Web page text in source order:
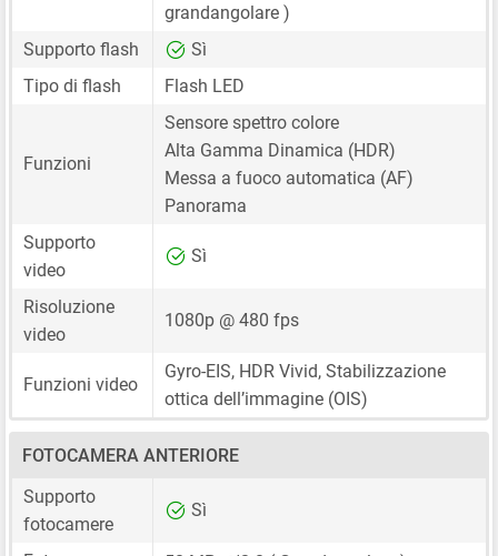
grandangolare )
Supporto flash
Sì
Tipo di flash
Flash LED
Funzioni
Sensore spettro colore
Alta Gamma Dinamica (HDR)
Messa a fuoco automatica (AF)
Panorama
Supporto
video
Sì
Risoluzione
video
1080p @ 480 fps
Funzioni video
Gyro-EIS, HDR Vivid, Stabilizzazione
ottica dell’immagine (OIS)
FOTOCAMERA ANTERIORE
Supporto
fotocamere
Sì